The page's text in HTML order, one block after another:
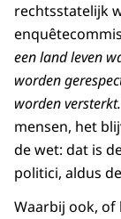
rechtsstatelijk
een land leven
worden
worden
mensen, het
de wet: dat is
politici, aldus
Waarbij ook, of